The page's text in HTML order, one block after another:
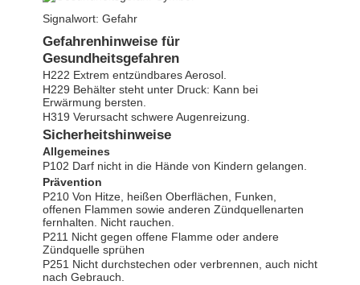
Signalwort: Gefahr
Gefahrenhinweise für
Gesundheitsgefahren
H222 Extrem entzündbares Aerosol.
H229 Behälter steht unter Druck: Kann bei
Erwärmung bersten.
H319 Verursacht schwere Augenreizung.
Sicherheitshinweise
Allgemeines
P102 Darf nicht in die Hände von Kindern gelangen.
Prävention
P210 Von Hitze, heißen Oberflächen, Funken,
offenen Flammen sowie anderen Zündquellenarten
fernhalten. Nicht rauchen.
P211 Nicht gegen offene Flamme oder andere
Zündquelle sprühen
P251 Nicht durchstechen oder verbrennen, auch nicht
nach Gebrauch.